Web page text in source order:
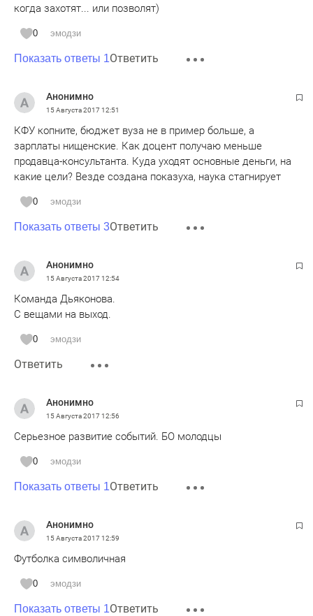
когда захотят... или позволят)
0 эмодзи
Показать ответы 1Ответить
Анонимно
15 Августа 201712:51
КФУ копните, бюджет вуза не в пример больше, а
зарплаты нищенские. Как доцент получаю меньше
продавца-консультанта. Куда уходят основные деньги, на
какие цели? Везде создана показуха, наука стагнирует
0 эмодзи
Показать ответы 3Ответить
Анонимно
15 Августа 201712:54
Команда Дьяконова.
С вещами на выход.
0 эмодзи
Ответить
Анонимно
15 Августа 201712:56
Серьезное развитие событий. БО молодцы
0 эмодзи
Показать ответы 1Ответить
Анонимно
15 Августа 201712:59
Футболка символичная
0 эмодзи
Показать ответы 1Ответить